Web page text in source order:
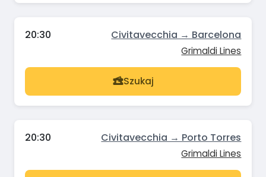
20:30 Civitavecchia → Barcelona
Grimaldi Lines
Szukaj
20:30 Civitavecchia → Porto Torres
Grimaldi Lines